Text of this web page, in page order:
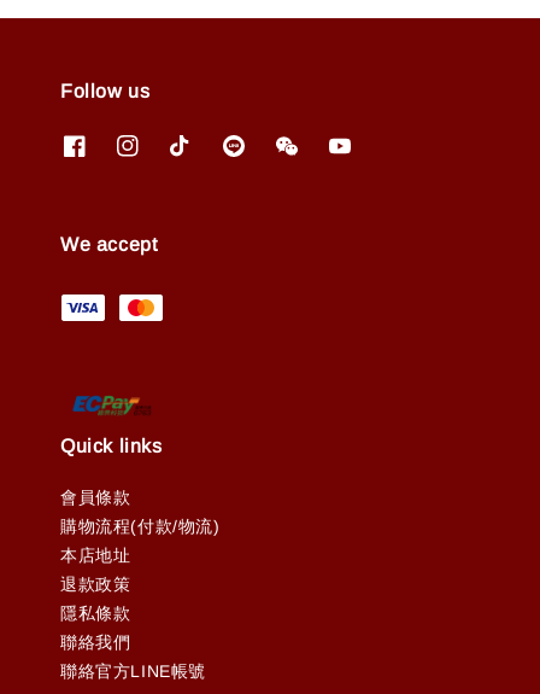
Follow us
We accept
Quick links
會員條款
購物流程(付款/物流)
本店地址
退款政策
隱私條款
聯絡我們
聯絡官方LINE帳號